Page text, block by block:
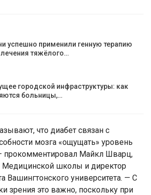
успешно применили генную терапию
тяжёлого…
городской инфраструктуры: как
больницы,…
что диабет связан с
мозга «ощущать» уровень
прокомментировал Майкл Шварц,
Медицинской школы и директор
Вашингтонского университета. — С
зрения это важно, поскольку при